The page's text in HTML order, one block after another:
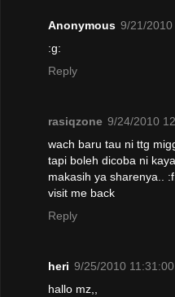
Anonymous 9/21/
:g:
Reply
rasiqzone 9/24/2010
wach baru tau ni ttg
tapi boleh dicoba ni
makasih ya sharenya..
visit me back
Reply
heri 9/25/2010 11:31:00
hallo mz,,